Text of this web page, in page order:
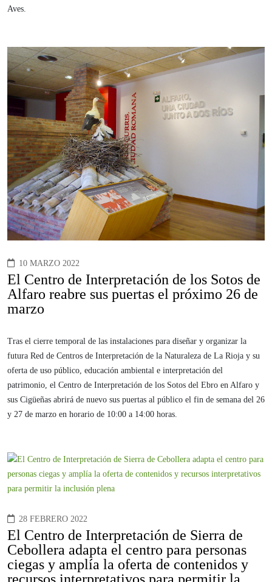
Aves.
10 MARZO 2022
El Centro de Interpretación de los Sotos de
Alfaro reabre sus puertas el próximo 26 de
marzo
Tras el cierre temporal de las instalaciones para diseñar y organizar la
futura Red de Centros de Interpretación de la Naturaleza de La Rioja y su
oferta de uso público, educación ambiental e interpretación del
patrimonio, el Centro de Interpretación de los Sotos del Ebro en Alfaro y
sus Cigüeñas abrirá de nuevo sus puertas al público el fin de semana del 26
y 27 de marzo en horario de 10:00 a 14:00 horas.
28 FEBRERO 2022
El Centro de Interpretación de Sierra de
Cebollera adapta el centro para personas
ciegas y amplía la oferta de contenidos y